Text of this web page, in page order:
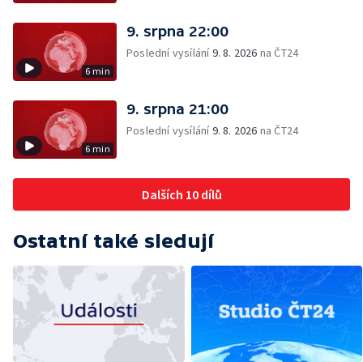
6 min
9. srpna 22:00
Poslední vysílání9. 8. 2026 na ČT24
6 min
9. srpna 21:00
Poslední vysílání9. 8. 2026 na ČT24
Dalších 10 dílů
Ostatní také sledují